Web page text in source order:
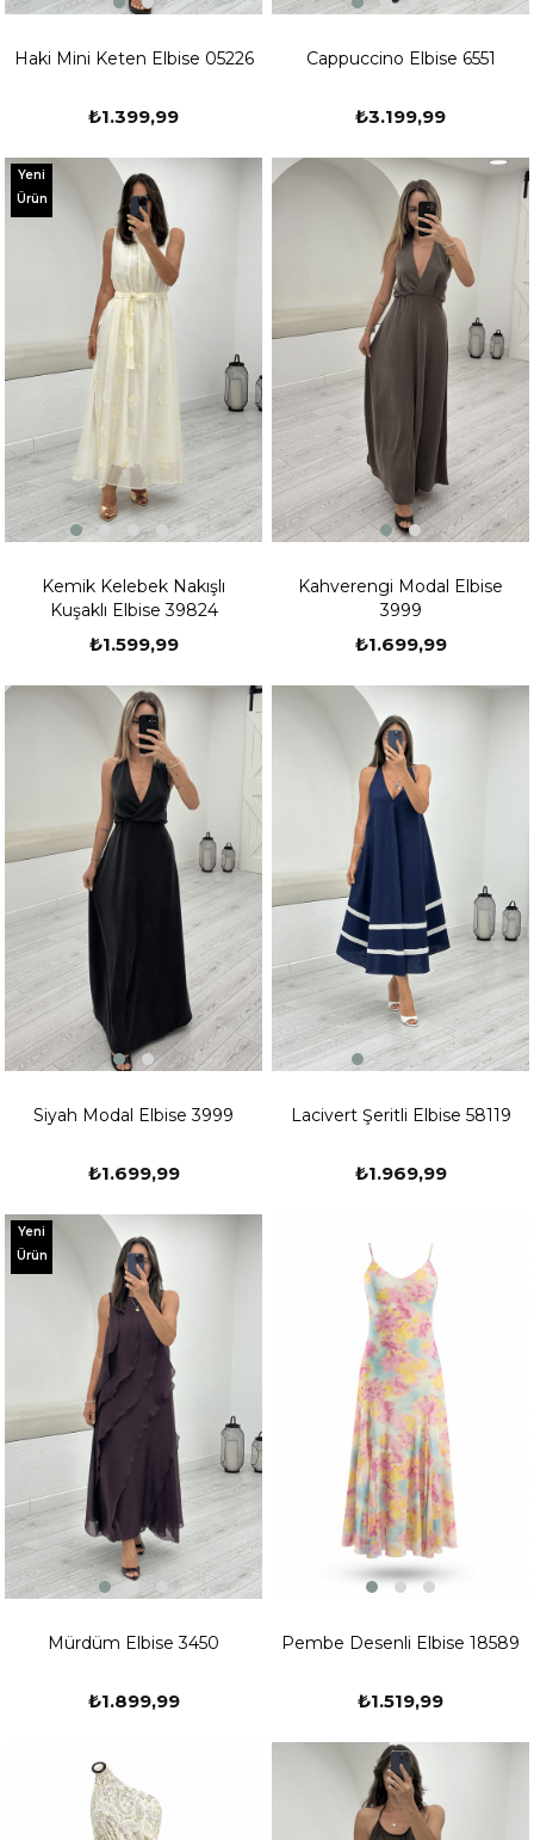
Haki Mini Keten Elbise 05226
₺1.399,99
Cappuccino Elbise 6551
₺3.199,99
Kemik Kelebek Nakışlı
Kuşaklı Elbise 39824
₺1.599,99
Yeni
Ürün
Kahverengi Modal Elbise
3999
₺1.699,99
Siyah Modal Elbise 3999
₺1.699,99
Lacivert Şeritli Elbise 58119
₺1.969,99
Mürdüm Elbise 3450
₺1.899,99
Yeni
Ürün
Pembe Desenli Elbise 18589
₺1.519,99